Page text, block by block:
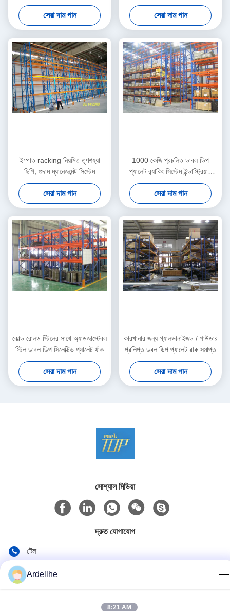
সেরা দাম পান সেরা দাম পান
ইস্পাত racking নিয়মিত তৃণশয্যা
ছিপি, গুদাম ম্যানেজমেন্ট সিস্টেম
সেরা দাম পান
1000 কেজি প্রচলিত ডাবল ডিপ
প্যালেট র‌্যাকিং সিস্টেম ইন্ডাস্ট্রিয়াল
শেভিং র্যাক
সেরা দাম পান
কোল্ড রোলড স্টিলের সাথে অ্যাডজাস্টেবল
স্টিল ডাবল ডিপ সিলেক্টিভ প্যালেট র্যাক
সেরা দাম পান
কারখানার জন্য গ্যালভানাইজড / পাউডার
প্রলিপ্ত ডবল ডিপ প্যালেট রাক সমাপ্ত
সেরা দাম পান
সোশ্যাল মিডিয়া
দ্রুত যোগাযোগ
টেল
ই-মেইল
Ardellhe
8:21 AM